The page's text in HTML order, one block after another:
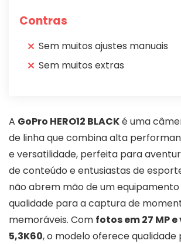
Contras
Sem muitos ajustes manuais
Sem muitos extras
A GoPro HERO12 BLACKé uma
de linha que combina alta
e versatilidade, perfeita para
de conteúdo e entusiastas de
não abrem mão de um
qualidade para a captura de
memoráveis. Com fotos em 27 MP
5,3K60, o modelo oferece qualidade